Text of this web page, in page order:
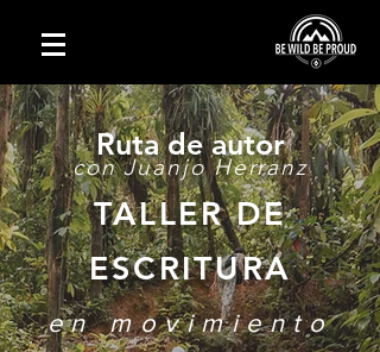
Ruta de autor
con Juanjo Herranz
TALLER DE
ESCRITURA
en movimiento